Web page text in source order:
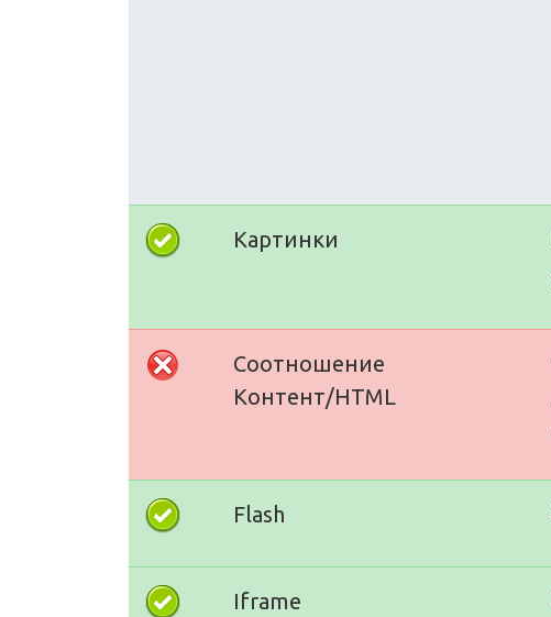
Картинки
Соотношение
Контент/HTML
Flash
Iframe